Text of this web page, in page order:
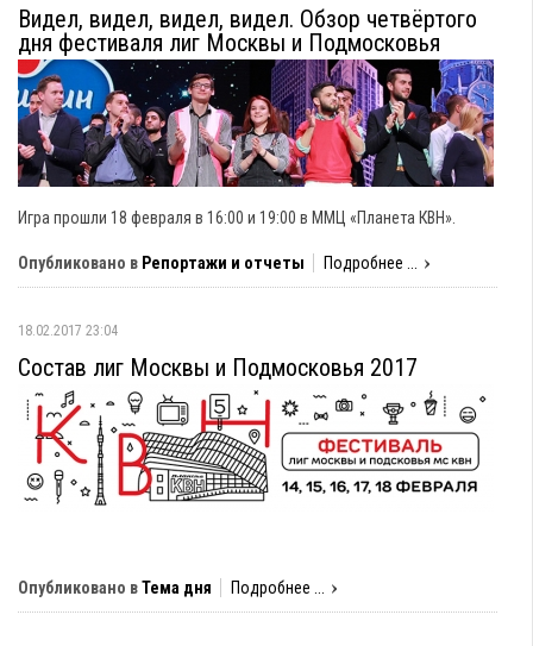
Видел, видел, видел, видел. Обзор четвёртого
дня фестиваля лиг Москвы и Подмосковья
Игра прошли 18 февраля в 16:00 и 19:00 в ММЦ «Планета КВН».
Опубликовано в Репортажи и отчеты Подробнее ...
18.02.2017 23:04
Состав лиг Москвы и Подмосковья 2017
Опубликовано вТема дня Подробнее ...